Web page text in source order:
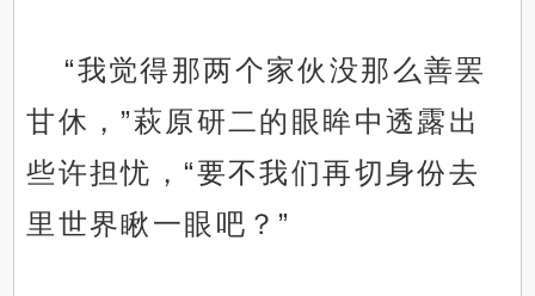
“我觉得那两个家伙没那么善罢
甘休，”萩原研二的眼眸中透露出
些许担忧，“要不我们再切身份去
里世界瞅一眼吧？”